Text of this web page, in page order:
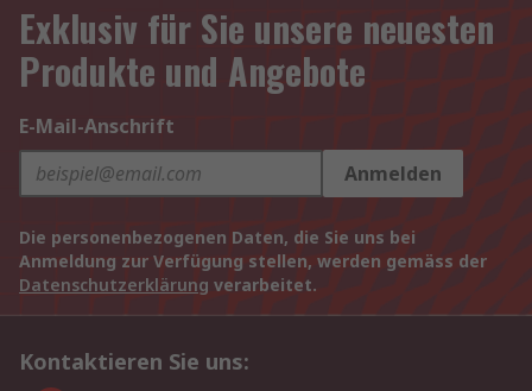
Exklusiv für Sie unsere neuesten
Produkte und Angebote
E-Mail-Anschrift
Anmelden
Die personenbezogenen Daten, die Sie uns bei
Anmeldung zur Verfügung stellen, werden gemäss der
Datenschutzerklärung verarbeitet.
Kontaktieren Sie uns: